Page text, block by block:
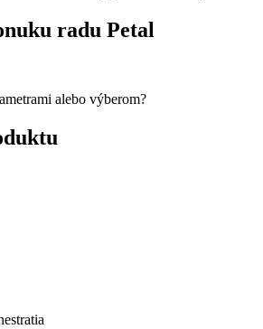
radu Petal
alebo výberom?